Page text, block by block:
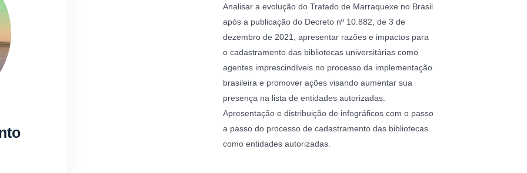
Analisar a evolução do Tratado de Marraquexe no Brasil
após a publicação do Decreto nº 10.882, de 3 de
dezembro de 2021, apresentar razões e impactos para
o cadastramento das bibliotecas universitárias como
agentes imprescindíveis no processo da implementação
brasileira e promover ações visando aumentar sua
presença na lista de entidades autorizadas.
Apresentação e distribuição de infográficos com o passo
a passo do processo de cadastramento das bibliotecas
como entidades autorizadas.